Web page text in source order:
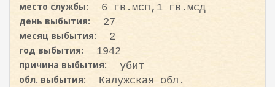
место службы:
6 гв.мсп,1 гв.мсд
день выбытия:
27
месяц выбытия:
2
год выбытия:
1942
причина выбытия:
убит
обл. выбытия:
Калужская обл.